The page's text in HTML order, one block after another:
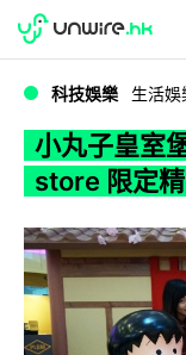
WWDC 2026
科技娛樂 生活娛
小丸子皇室
store 限定